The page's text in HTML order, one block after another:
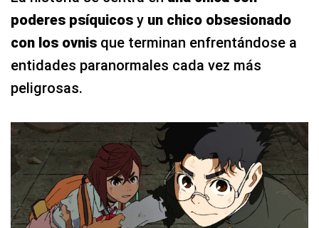
poderes psíquicos y un chico obsesionado
con los ovnis que terminan enfrentándose a
entidades paranormales cada vez más
peligrosas.